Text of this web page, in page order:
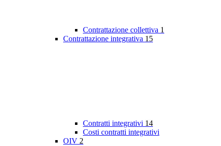
Contrattazione collettiva 1
Contrattazione integrativa 15
Contratti integrativi 14
Costi contratti integrativi
OIV 2